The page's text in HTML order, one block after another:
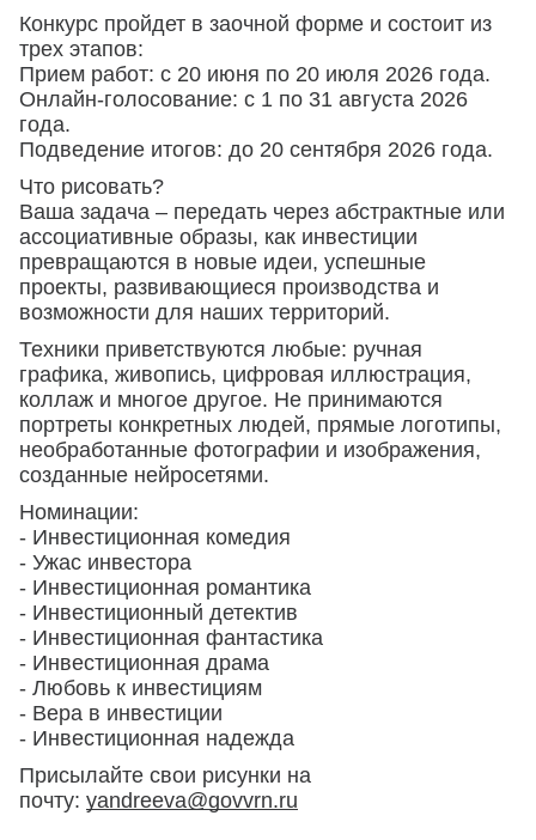
Конкурс пройдет в заочной форме и состоит из
трех этапов:
Прием работ: с 20 июня по 20 июля 2026 года.
Онлайн-голосование: с 1 по 31 августа 2026
года.
Подведение итогов: до 20 сентября 2026 года.
Что рисовать?
Ваша задача – передать через абстрактные или
ассоциативные образы, как инвестиции
превращаются в новые идеи, успешные
проекты, развивающиеся производства и
возможности для наших территорий.
Техники приветствуются любые: ручная
графика, живопись, цифровая иллюстрация,
коллаж и многое другое. Не принимаются
портреты конкретных людей, прямые логотипы,
необработанные фотографии и изображения,
созданные нейросетями.
Номинации:
- Инвестиционная комедия
- Ужас инвестора
- Инвестиционная романтика
- Инвестиционный детектив
- Инвестиционная фантастика
- Инвестиционная драма
- Любовь к инвестициям
- Вера в инвестиции
- Инвестиционная надежда
Присылайте свои рисунки на
почту: yandreeva@govvrn.ru